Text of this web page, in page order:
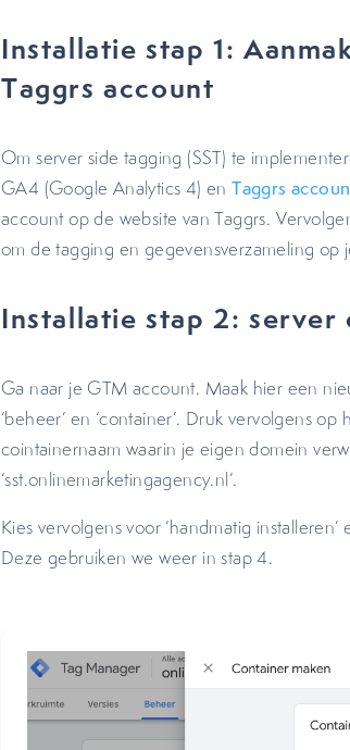
Installatie stap 1:
Taggrs account
Om server side tagging (SST) te
GA4 (Google Analytics 4) enTaggrs
account op de website van Taggrs.
om de tagging en gegevensverzameling op
Installatie stap 2:
Ga naar je GTM account. Maak hier een
‘beheer’ en ‘container’. Druk vervolgens
cointainernaam waarin je eigen domein
‘sst.onlinemarketingagency.nl’.
Kies vervolgens voor ‘handmatig installeren’
Deze gebruiken we weer in stap 4.